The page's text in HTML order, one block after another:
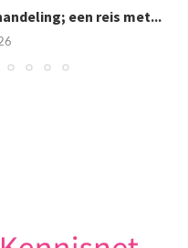
een reis met...